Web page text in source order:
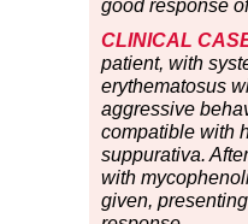
good response
CLINICAL
patient, with
erythematosus
aggressive
compatible with
suppurativa.
with
given,